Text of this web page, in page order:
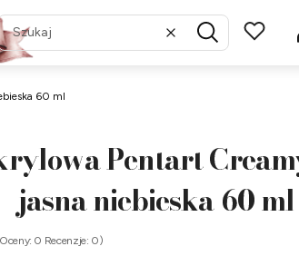
WyczyśćSzukaj
60 ml
Pentart
jasna niebieska 60 ml
0 Recenzje: 0)